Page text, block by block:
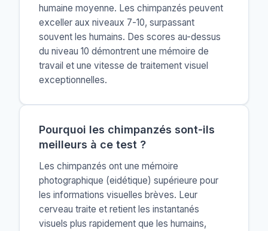
humaine moyenne. Les chimpanzés peuvent
exceller aux niveaux 7-10, surpassant
souvent les humains. Des scores au-dessus
du niveau 10 démontrent une mémoire de
travail et une vitesse de traitement visuel
exceptionnelles.
Pourquoi les chimpanzés sont-ils
meilleurs à ce test ?
Les chimpanzés ont une mémoire
photographique (eidétique) supérieure pour
les informations visuelles brèves. Leur
cerveau traite et retient les instantanés
visuels plus rapidement que les humains,